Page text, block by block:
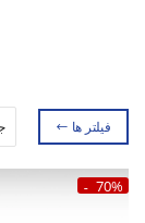
فیلتر ها
70%